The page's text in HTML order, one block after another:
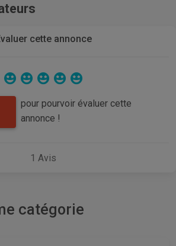
cette annonce
pour pourvoir évaluer cette
annonce !
1 Avis
catégorie